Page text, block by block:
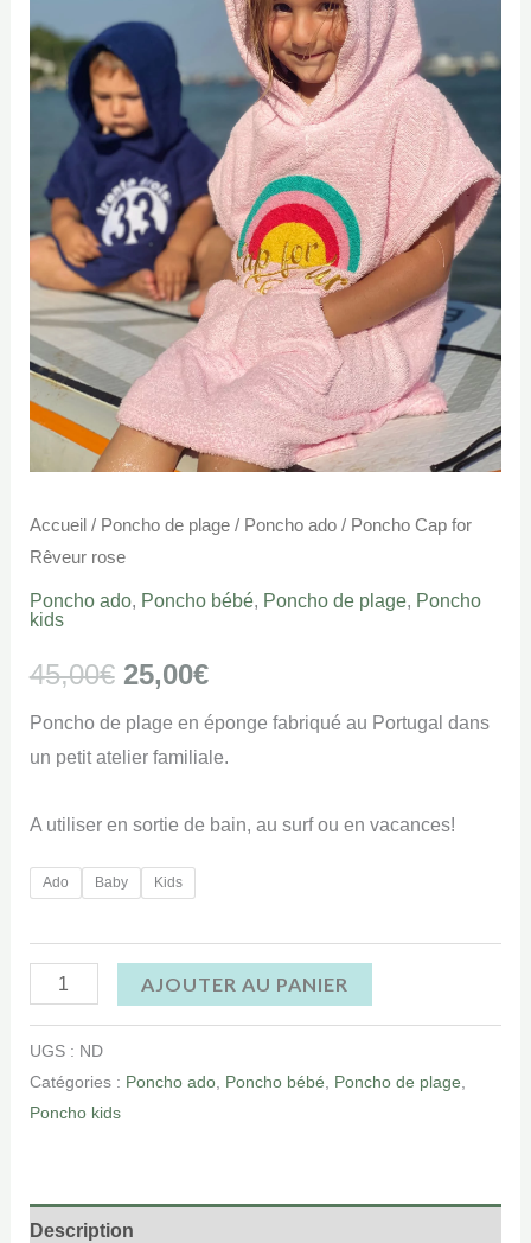
Accueil / Poncho de plage/ Poncho ado/ Poncho Cap for
Rêveur rose
Poncho ado, Poncho bébé, Poncho de plage, Poncho
kids
45,00€
était :
45,00€.
25,00€
est :
25,00€.
Poncho de plage en éponge fabriqué au Portugal dans
un petit atelier familiale.
A utiliser en sortie de bain, au surf ou en vacances!
Ado Baby Kids
Rêveur
rose
AJOUTER AU PANIER
UGS : ND
Catégories : Poncho ado, Poncho bébé Poncho de plage
Poncho kids
Description